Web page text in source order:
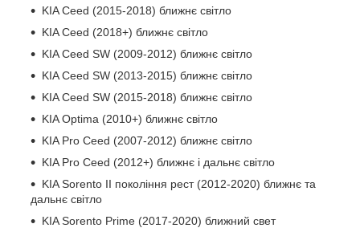
KIA Ceed (2015-2018) ближнє світло
KIA Ceed (2018+) ближнє світло
KIA Ceed SW (2009-2012) ближнє світло
KIA Ceed SW (2013-2015) ближнє світло
KIA Ceed SW (2015-2018) ближнє світло
KIA Optima (2010+) ближнє світло
KIA Pro Ceed (2007-2012) ближнє світло
KIA Pro Ceed (2012+) ближнє і дальнє світло
KIA Sorento II покоління рест (2012-2020) ближнє та
дальнє світло
KIA Sorento Prime (2017-2020) ближний свет